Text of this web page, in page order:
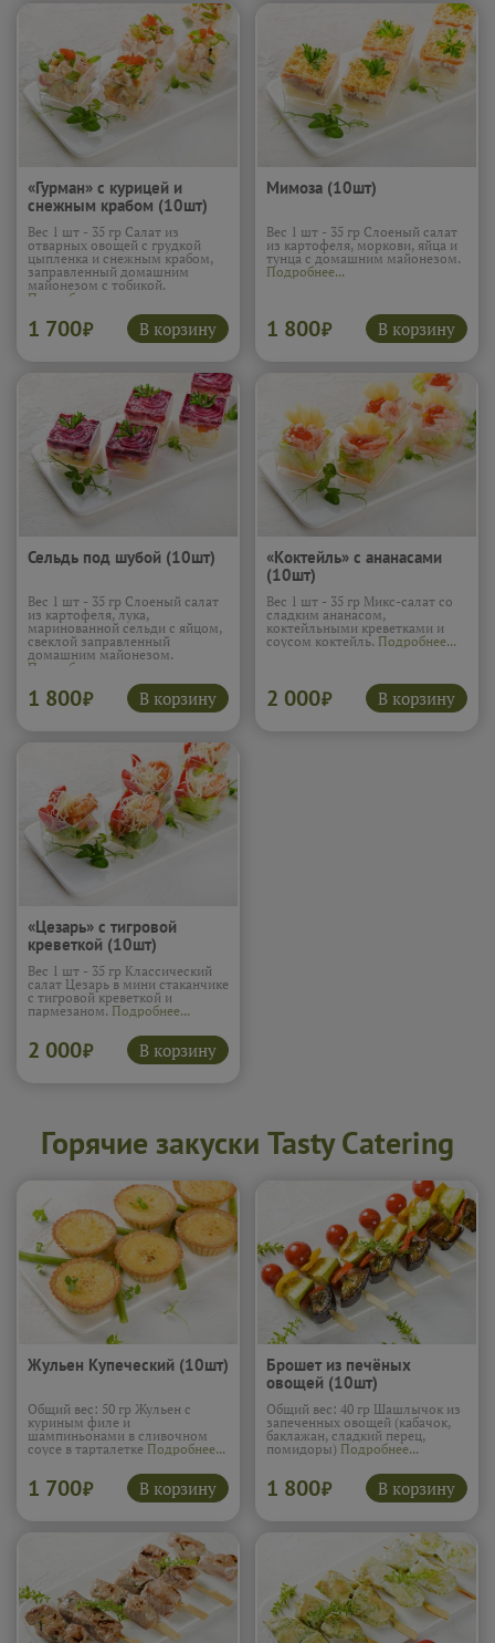
«Гурман» с курицей и
снежным крабом (10шт)
Вес 1 шт - 35 гр Салат из
отварных овощей с грудкой
цыпленка и снежным крабом,
заправленный домашним
майонезом с тобикой.
Подробнее...
1 700₽ В корзину
Мимоза (10шт)
Вес 1 шт - 35 гр Слоеный салат
из картофеля, моркови, яйца и
тунца с домашним майонезом.
Подробнее...
1 800₽ В корзину
Сельдь под шубой (10шт)
Вес 1 шт - 35 гр Слоеный салат
из картофеля, лука,
маринованной сельди с яйцом,
свеклой заправленный
домашним майонезом.
Подробнее...
1 800₽ В корзину
«Коктейль» с ананасами
(10шт)
Вес 1 шт - 35 гр Микс-салат со
сладким ананасом,
коктейльными креветками и
соусом коктейль. Подробнее...
2 000₽ В корзину
«Цезарь» с тигровой
креветкой (10шт)
Вес 1 шт - 35 гр Классический
салат Цезарь в мини стаканчике
с тигровой креветкой и
пармезаном. Подробнее...
2 000₽ В корзину
Горячие закуски Tasty Catering
Жульен Купеческий (10шт)
Общий вес: 50 гр Жульен с
куриным филе и
шампиньонами в сливочном
соусе в тарталетке Подробнее...
1 700₽ В корзину
Брошет из печёных
овощей (10шт)
Общий вес: 40 гр Шашлычок из
запеченных овощей (кабачок,
баклажан, сладкий перец,
помидоры) Подробнее...
1 800₽ В корзину